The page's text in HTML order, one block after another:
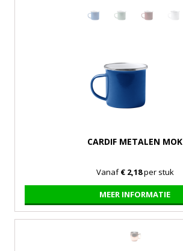
CARDIF METALEN MOK
Vanaf€ 2,18per stuk
MEER INFORMATIE